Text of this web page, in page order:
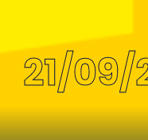
21/09/